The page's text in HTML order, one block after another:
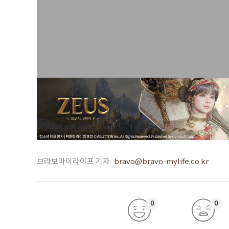
브라보마이라이프 기자 bravo@bravo-mylife.co.kr
0 0